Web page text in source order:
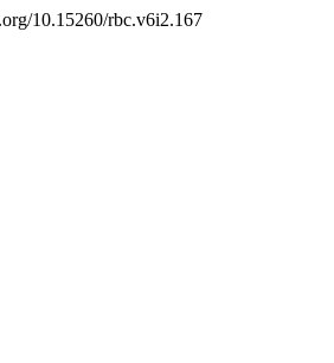
10.15260/rbc.v6i2.167